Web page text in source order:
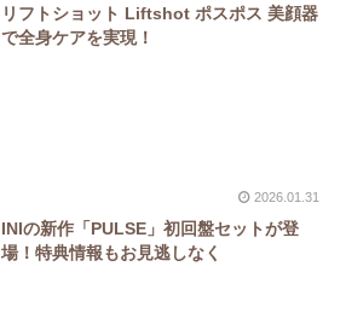
リフトショット Liftshot ポスポス 美顔器
で全身ケアを実現！
2026.01.31
INIの新作「PULSE」初回盤セットが登
場！特典情報もお見逃しなく